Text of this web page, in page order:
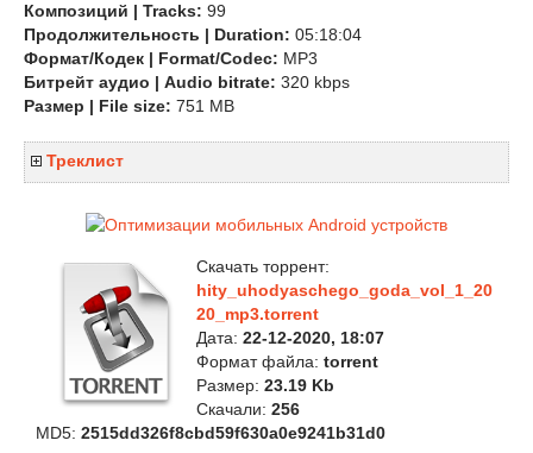
Композиций | Tracks: 99
Продолжительность | Duration: 05:18:04
Формат/Кодек | Format/Codec: MP3
Битрейт аудио | Audio bitrate: 320 kbps
Размер | File size: 751 MB
Треклист
Скачать торрент:
hity_uhodyaschego_goda_vol_1_20
20_mp3.torrent
Дата: 22-12-2020, 18:07
Формат файла: torrent
Размер: 23.19 Kb
Скачали: 256
MD5: 2515dd326f8cbd59f630a0e9241b31d0